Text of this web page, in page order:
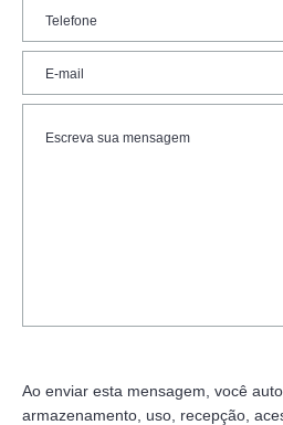
Ao enviar esta mensagem, você
armazenamento, uso, recepção,